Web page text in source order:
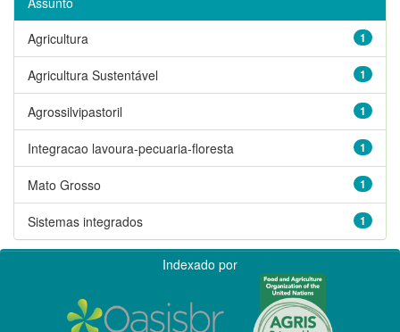
1
Agricultura
1
Agricultura Sustentável
1
Agrossilvipastoril
1
Integracao lavoura-pecuaria-floresta
1
Mato Grosso
1
Sistemas integrados
Indexado por